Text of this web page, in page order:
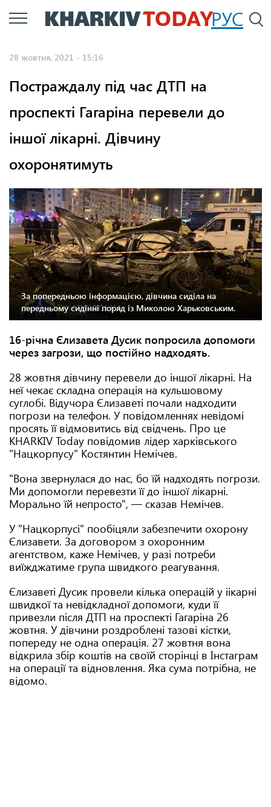
Перейти
до
РУС
28 жовтня, 2021 - 15:16
Постраждалу під час ДТП на
проспекті Гагаріна перевели до
іншої лікарні. Дівчину
охоронятимуть
За попередньою інформацією, дівчина сиділа на
передньому сидінні поряд із Миколою Харьковським.
16-річна Єлизавета Дусик попросила допомоги
через загрози, що постійно надходять.
28 жовтня дівчину перевели до іншої лікарні. На
неї чекає складна операція на кульшовому
суглобі. Відучора Єлизаветі почали надходити
погрози на телефон. У повідомленнях невідомі
просять її відмовитись від свідчень. Про це
KHARKIV Today повідомив лідер харківського
"Нацкорпусу" Костянтин Немічев.
"Вона звернулася до нас, бо їй надходять погрози.
Ми допомогли перевезти її до іншої лікарні.
Морально їй непросто", — сказав Немічев.
У "Нацкорпусі" пообіцяли забезпечити охорону
Єлизавети. За договором з охоронним
агентством, каже Немічев, у разі потреби
виїжджатиме група швидкого реагування.
Єлизаветі Дусик провели кілька операцій у іікарні
швидкої та невідкладної допомоги, куди її
привезли після ДТП на проспекті Гагаріна 26
жовтня. У дівчини роздроблені тазові кістки,
попереду не одна операція. 27 жовтня вона
відкрила збір коштів на своїй сторінці в Інстаграм
на операції та відновлення. Яка сума потрібна, не
відомо.